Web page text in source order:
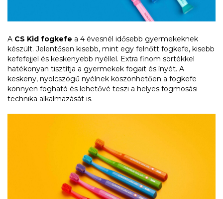
A CS Kid fogkefe a 4 évesnél idősebb gyermekeknek
készült. Jelentősen kisebb, mint egy felnőtt fogkefe, kisebb
kefefejjel és keskenyebb nyéllel. Extra finom sörtékkel
hatékonyan tisztítja a gyermekek fogait és ínyét. A
keskeny, nyolcszögű nyélnek köszönhetően a fogkefe
könnyen fogható és lehetővé teszi a helyes fogmosási
technika alkalmazását is.